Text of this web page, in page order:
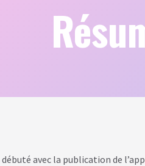
débuté avec la publication de